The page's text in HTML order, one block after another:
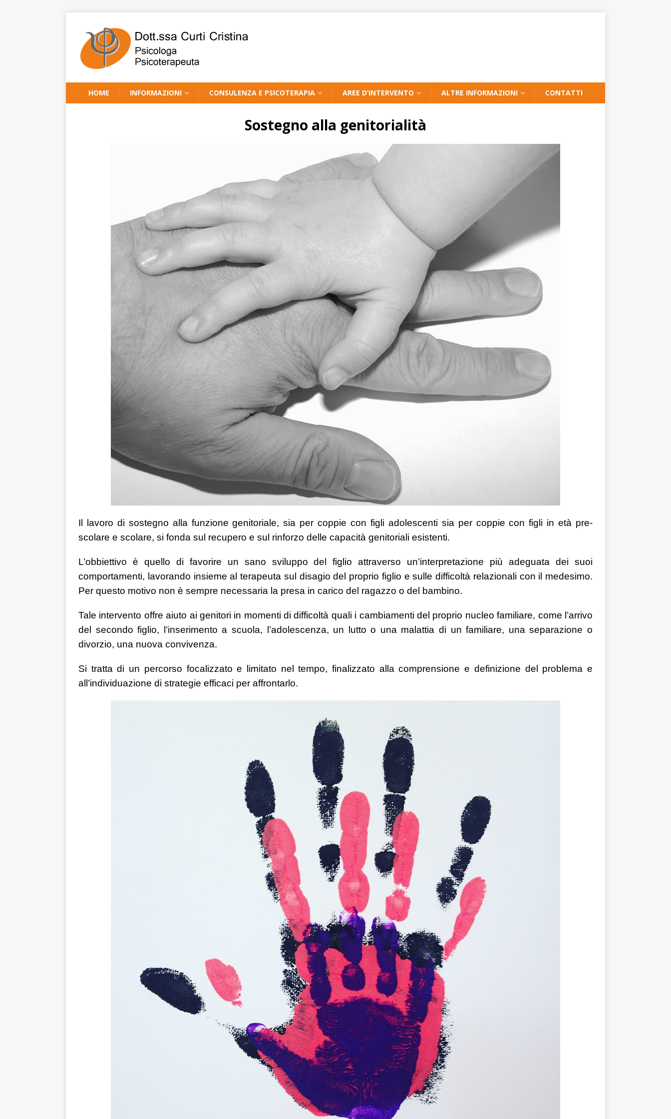
HOME INFORMAZIONI CONSULENZA E PSICOTERAPIA AREE D’INTERVENTO ALTRE INFORMAZIONI CONTATTI
Sostegno alla genitorialità
Il lavoro di sostegno alla funzione genitoriale, sia per coppie con figli adolescenti sia per coppie con figli in età pre-
scolare e scolare, si fonda sul recupero e sul rinforzo delle capacità genitoriali esistenti.
L’obbiettivo è quello di favorire un sano sviluppo del figlio attraverso un’interpretazione più adeguata dei suoi
comportamenti, lavorando insieme al terapeuta sul disagio del proprio figlio e sulle difficoltà relazionali con il medesimo.
Per questo motivo non è sempre necessaria la presa in carico del ragazzo o del bambino.
Tale intervento offre aiuto ai genitori in momenti di difficoltà quali i cambiamenti del proprio nucleo familiare, come l’arrivo
del secondo figlio, l’inserimento a scuola, l’adolescenza, un lutto o una malattia di un familiare, una separazione o
divorzio, una nuova convivenza.
Si tratta di un percorso focalizzato e limitato nel tempo, finalizzato alla comprensione e definizione del problema e
all’individuazione di strategie efficaci per affrontarlo.